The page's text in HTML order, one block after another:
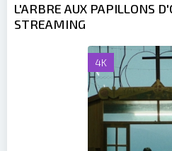
L'ARBRE AUX PAPILLONS
STREAMING
4K